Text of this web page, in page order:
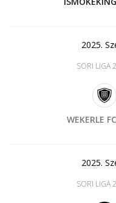
2025.
SORI LIGA
WEKERLE FC
2025.
SORI LIGA